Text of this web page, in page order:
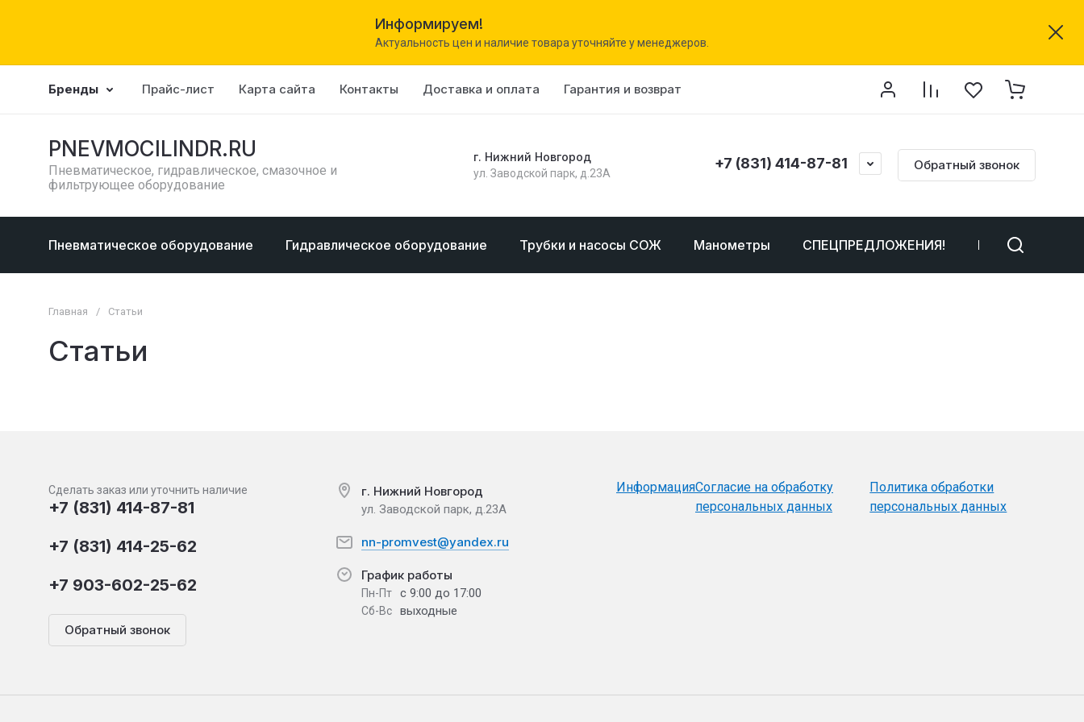
Информируем!
Актуальность цен и наличие товара уточняйте у менеджеров.
Бренды Прайс-лист Карта сайта Контакты Доставка и оплата Гарантия и возврат
PNEVMOCILINDR.RU
Пневматическое, гидравлическое, смазочное и
фильтрующее оборудование
г. Нижний Новгород
ул. Заводской парк, д.23А
+7 (831) 414-87-81 Обратный звонок
Пневматическое оборудование Гидравлическое оборудование Трубки и насосы СОЖ Манометры СПЕЦПРЕДЛОЖЕНИЯ! Неликвиды
Главная / Статьи
Статьи
Сделать заказ или уточнить наличие
+7 (831) 414-87-81
+7 (831) 414-25-62
+7 903-602-25-62
Обратный звонок
г. Нижний Новгород
ул. Заводской парк, д.23А
nn-promvest@yandex.ru
График работы
Пн-Пт с 9:00 до 17:00
Сб-Вс выходные
ИнформацияСогласие на обработку
персональных данных
Политика обработки
персональных данных